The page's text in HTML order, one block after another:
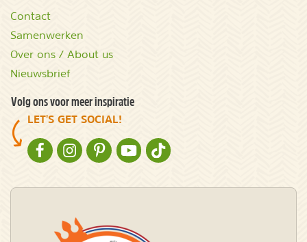
Contact
Samenwerken
Over ons / About us
Nieuwsbrief
Volg ons voor meer inspiratie
LET'S GET SOCIAL!
NATURESCANNER OP FACEBOOK
NATURESCANNER OP INSTAGRAM
NATURESCANNER OP PINTEREST
NATURESCANNER OP YOUTUBE
NATURESCANNER OP TIKTOK